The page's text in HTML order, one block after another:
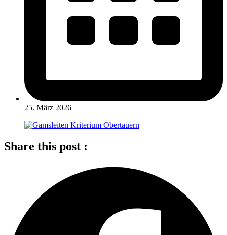
25. März 2026
Share this post :